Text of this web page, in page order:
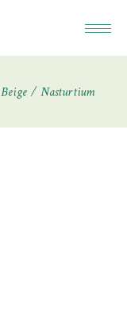
Beige Nasturtium